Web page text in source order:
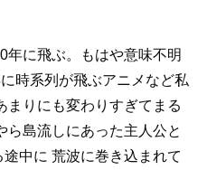
年に飛ぶ。もはや意味不明
時系列が飛ぶアニメなど私
まりにも変わりすぎてまる
ら島流しにあった主人公と
中に 荒波に巻き込まれて